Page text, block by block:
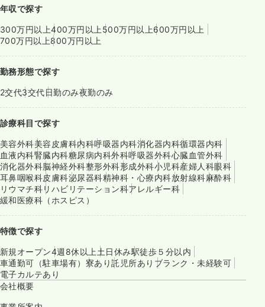
年収で探す
300万円以上400万円以上 500万円以上600万円以上
700万円以上800万円以上
勤務形態で探す
2交代3交代日勤のみ夜勤のみ
診療科目で探す
美容外科美容皮膚科内科呼吸器内科消化器内科循環器内科
血液内科腎臓内科糖尿病内科外科呼吸器外科心臓血管外科
消化器外科脳神経外科整形外科形成外科小児科産婦人科眼科
耳鼻咽喉科皮膚科泌尿器科精神科・心療内科放射線科麻酔科
リウマチ科リハビリテーション科アレルギー科
緩和医療科（ホスピス）
特徴で探す
新規オープン4週8休以上 土日休み駅徒歩５分以内
車通勤可（駐車場有） 寮あり託児所あり ブランク・未経験可
電子カルテあり
会社概要